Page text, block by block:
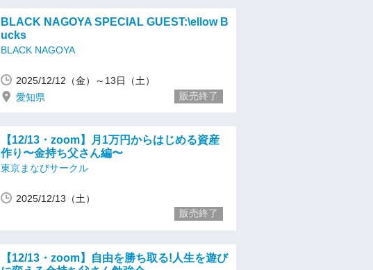
BLACK NAGOYA SPECIAL GUEST:\ellow B
ucks
BLACK NAGOYA
2025/12/12（金）～13日（土）
愛知県
販売終了
【12/13・zoom】月1万円からはじめる資産
作り〜金持ち父さん編〜
東京まなびサークル
2025/12/13（土）
販売終了
【12/13・zoom】自由を勝ち取る!人生を遊び